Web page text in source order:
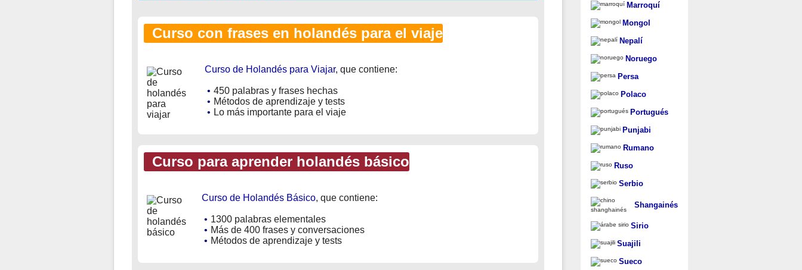
Curso con frases en holandés para el viaje
Curso de Holandés para Viajar, que contiene:
• 450 palabras y frases hechas
• Métodos de aprendizaje y tests
• Lo más importante para el viaje
Curso para aprender holandés básico
Curso de Holandés Básico, que contiene:
• 1300 palabras elementales
• Más de 400 frases y conversaciones
• Métodos de aprendizaje y tests
Marroquí
Mongol
Nepalí
Noruego
Persa
Polaco
Portugués
Punjabi
Rumano
Ruso
Serbio
Shangainés
Sirio
Suajili
Sueco